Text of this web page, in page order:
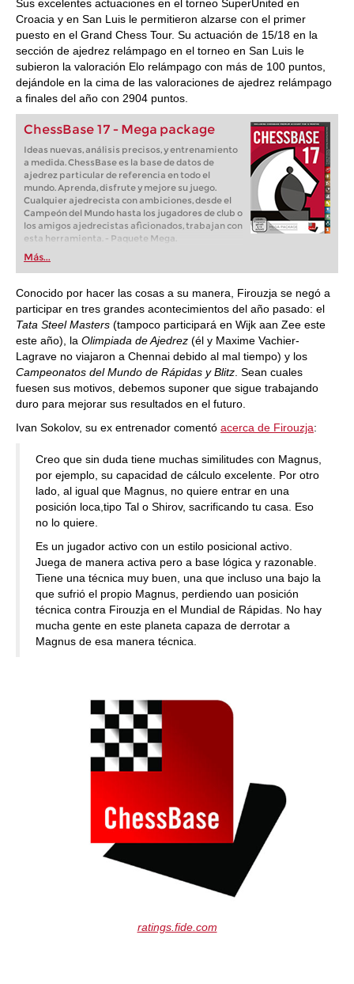
Sus excelentes actuaciones en el torneo SuperUnited en
Croacia y en San Luis le permitieron alzarse con el primer
puesto en el Grand Chess Tour. Su actuación de 15/18 en la
sección de ajedrez relámpago en el torneo en San Luis le
subieron la valoración Elo relámpago con más de 100 puntos,
dejándole en la cima de las valoraciones de ajedrez relámpago
a finales del año con 2904 puntos.
ChessBase 17 - Mega package
Ideas nuevas, análisis precisos, y entrenamiento
a medida. ChessBase es la base de datos de
ajedrez particular de referencia en todo el
mundo. Aprenda, disfrute y mejore su juego.
Cualquier ajedrecista con ambiciones, desde el
Campeón del Mundo hasta los jugadores de club o
los amigos ajedrecistas aficionados, trabajan con
esta herramienta. - Paquete Mega.
Más...
Conocido por hacer las cosas a su manera, Firouzja se negó a
participar en tres grandes acontecimientos del año pasado: el
Tata Steel Masters (tampoco participará en Wijk aan Zee este
este año), la Olimpiada de Ajedrez (él y Maxime Vachier-
Lagrave no viajaron a Chennai debido al mal tiempo) y los
Campeonatos del Mundo de Rápidas y Blitz . Sean cuales
fuesen sus motivos, debemos suponer que sigue trabajando
duro para mejorar sus resultados en el futuro.
Ivan Sokolov, su ex entrenador comentó acerca de Firouzja:
Creo que sin duda tiene muchas similitudes con Magnus,
por ejemplo, su capacidad de cálculo excelente. Por otro
lado, al igual que Magnus, no quiere entrar en una
posición loca,tipo Tal o Shirov, sacrificando tu casa. Eso
no lo quiere.
Es un jugador activo con un estilo posicional activo.
Juega de manera activa pero a base lógica y razonable.
Tiene una técnica muy buen, una que incluso una bajo la
que sufrió el propio Magnus, perdiendo uan posición
técnica contra Firouzja en el Mundial de Rápidas. No hay
mucha gente en este planeta capaza de derrotar a
Magnus de esa manera técnica.
ratings.fide.com